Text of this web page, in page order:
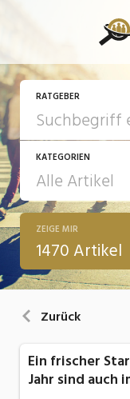
RATGEBER
KATEGORIEN
13 Fragen -
Arbeit
ZEIGE MIR
1470 Artikel
Zurück
Ein frischer
Jahr sind auch